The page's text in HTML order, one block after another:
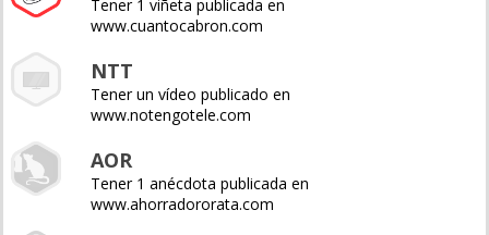
Tener 1 viñeta publicada en
www.cuantocabron.com
NTT
Tener un vídeo publicado en
www.notengotele.com
AOR
Tener 1 anécdota publicada en
www.ahorradororata.com